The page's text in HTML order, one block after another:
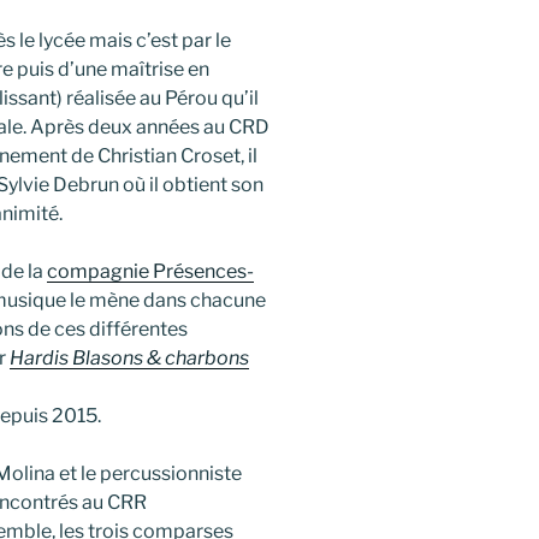
le lycée mais c’est par le
puis d’une maîtrise en
réalisée au Pérou qu’il
Après deux années au CRD
de Christian Croset, il
Debrun où il obtient son
la compagnie Présences-
le mène dans chacune
de ces différentes
Hardis Blasons & charbons
2015.
et le percussionniste
au CRR
les trois comparses